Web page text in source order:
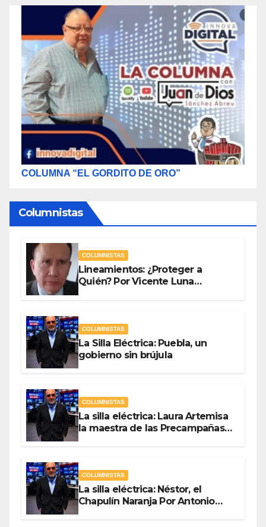
COLUMNA “EL GORDITO DE ORO”
Columnistas
COLUMNISTAS
Lineamientos: ¿Proteger a
Quién? Por Vicente Luna
COLUMNISTAS
La Silla Eléctrica: Puebla, un
gobierno sin brújula
COLUMNISTAS
La silla eléctrica: Laura Artemisa
la maestra de las Precampañas
COLUMNISTAS
La silla eléctrica: Néstor, el
Chapulín Naranja Por Antonio